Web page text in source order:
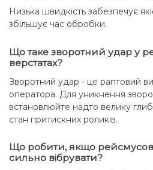
Низька швидкість забезпечує
збільшує час обробки.
Що таке зворотний удар у
верстатах?
Зворотний удар - це раптовий
оператора. Для уникнення
встановлюйте надто велику
стан притискних роликів.
Що робити, якщо
сильно вібрувати?